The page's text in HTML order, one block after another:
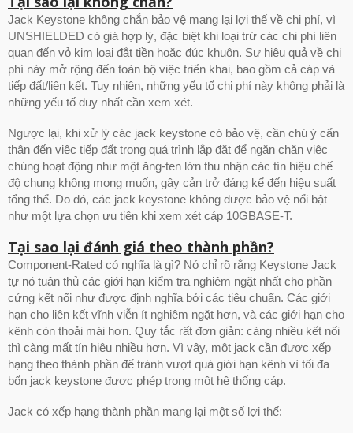
Jack Keystone không chắn bảo vệ mang lại lợi thế về chi phí, vì
UNSHIELDED có giá hợp lý, đặc biệt khi loại trừ các chi phí liên
quan đến vỏ kim loại đắt tiền hoặc đúc khuôn. Sự hiệu quả về chi
phí này mở rộng đến toàn bộ việc triển khai, bao gồm cả cáp và
tiếp đất/liên kết. Tuy nhiên, những yếu tố chi phí này không phải là
những yếu tố duy nhất cần xem xét.
Ngược lại, khi xử lý các jack keystone có bảo vệ, cần chú ý cẩn
thận đến việc tiếp đất trong quá trình lắp đặt để ngăn chặn việc
chúng hoạt động như một ăng-ten lớn thu nhận các tín hiệu chế
độ chung không mong muốn, gây cản trở đáng kể đến hiệu suất
tổng thể. Do đó, các jack keystone không được bảo vệ nổi bật
như một lựa chọn ưu tiên khi xem xét cáp 10GBASE-T.
Tại sao lại đánh giá theo thành phần?
Component-Rated có nghĩa là gì? Nó chỉ rõ rằng Keystone Jack
tự nó tuân thủ các giới hạn kiểm tra nghiêm ngặt nhất cho phần
cứng kết nối như được định nghĩa bởi các tiêu chuẩn. Các giới
hạn cho liên kết vĩnh viễn ít nghiêm ngặt hơn, và các giới hạn cho
kênh còn thoải mái hơn. Quy tắc rất đơn giản: càng nhiều kết nối
thì càng mất tín hiệu nhiều hơn. Vì vậy, một jack cần được xếp
hạng theo thành phần để tránh vượt quá giới hạn kênh vì tối đa
bốn jack keystone được phép trong một hệ thống cáp.
Jack có xếp hạng thành phần mang lại một số lợi thế: